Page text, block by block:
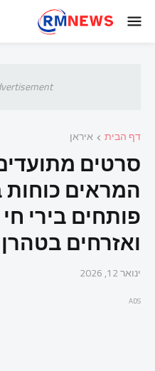
דף הבית איראן
סרטים
המראים כוחות
פותחים בירי
ואזרחים בטהרן
ינואר 12, 2026
ADS